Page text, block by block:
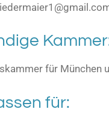
für München
für: